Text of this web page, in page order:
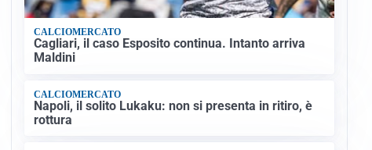
CALCIOMERCATO
Cagliari, il caso Esposito continua. Intanto arriva
Maldini
CALCIOMERCATO
Napoli, il solito Lukaku: non si presenta in ritiro, è
rottura